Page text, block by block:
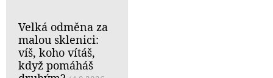
Velká odměna za
malou sklenici:
víš, koho vítáš,
když pomáháš